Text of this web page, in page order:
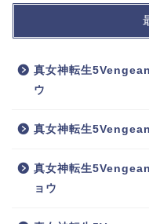
真女神転生
ウ
真女神転生
真女神転生
ョウ